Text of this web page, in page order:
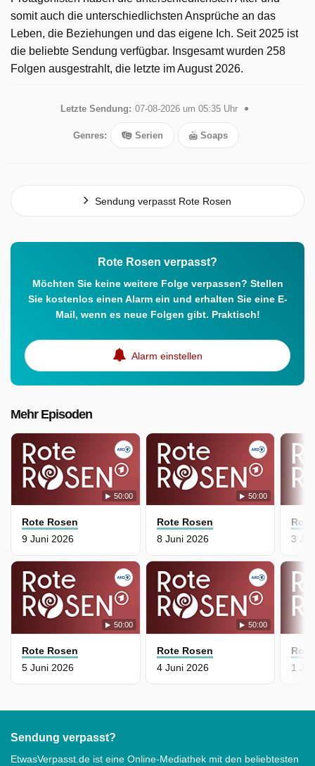
somit auch die unterschiedlichsten Ansprüche an das
Leben, die Beziehungen und das eigene Ich. Seit 2025 ist
die beliebte Sendung verfügbar. Insgesamt wurden 258
Folgen ausgestrahlt, die letzte im August 2026.
Letzte Sendung: 07-08-2026 um 05:35 Uhr
Genres: Serien Soaps
Sendung verpasst Rote Rosen
Rote Rosen verpasst?
Möchten Sie keine weitere Folge verpassen? Stellen
Sie kostenlos einen Alarm ein und erhalten Sie eine E-
Mail, wenn es neue Folgen gibt. Praktisch!
Alarm einstellen
Mehr Episoden
50:00
Rote Rosen
9 Juni 2026
50:00
Rote Rosen
8 Juni 2026
50:00
Rote Rosen
5 Juni 2026
50:00
Rote Rosen
4 Juni 2026
3
1
Sendung verpasst?
EtwasVerpasst.de ist eine Online-Mediathek mit den beliebtesten